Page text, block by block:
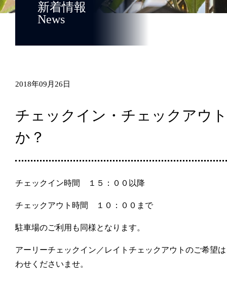
新着情報
News
2018年09月26日
チェックイン・チェックアウ
か？
チェックイン時間 １５：００以降
チェックアウト時間 １０：００まで
駐車場のご利用も同様となります。
アーリーチェックイン／レイトチェックアウトのご希望
わせくださいませ。